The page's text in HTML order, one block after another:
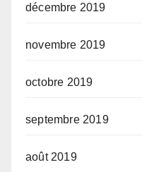
décembre 2019
novembre 2019
octobre 2019
septembre 2019
août 2019